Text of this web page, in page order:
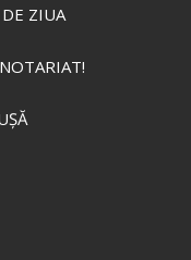
ZIUA